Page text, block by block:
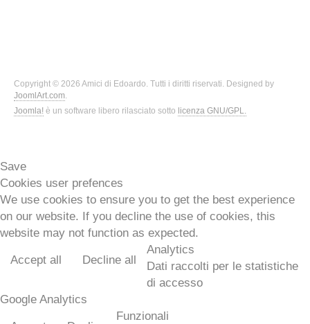
Copyright © 2026 Amici di Edoardo. Tutti i diritti riservati. Designed by
JoomlArt.com.
Joomla! è un software libero rilasciato sotto licenza GNU/GPL.
Save
Cookies user prefences
We use cookies to ensure you to get the best experience
on our website. If you decline the use of cookies, this
website may not function as expected.
Accept all Decline all
Analytics
Dati raccolti per le statistiche
di accesso
Google Analytics
Funzionali